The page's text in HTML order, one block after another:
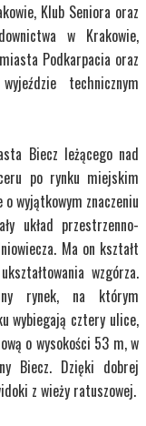
Klub Seniora oraz
w Krakowie,
Podkarpacia oraz
technicznym
Biecz leżącego nad
po rynku miejskim
wyjątkowym znaczeniu
układ przestrzenno-
Ma on kształt
wzgórza.
rynek, na którym
wybiegają cztery ulice,
o wysokości 53 m, w
Biecz. Dzięki dobrej
z wieży ratuszowej.